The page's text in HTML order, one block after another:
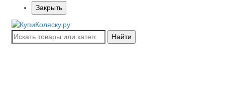
Закрыть
Найти